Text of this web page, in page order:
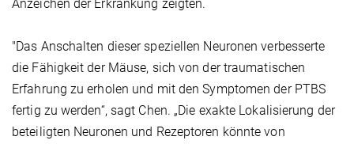
Anzeichen der Erkrankung zeigten.
"Das Anschalten dieser speziellen Neuronen verbesserte
die Fähigkeit der Mäuse, sich von der traumatischen
Erfahrung zu erholen und mit den Symptomen der PTBS
fertig zu werden“, sagt Chen. „Die exakte Lokalisierung der
beteiligten Neuronen und Rezeptoren könnte von